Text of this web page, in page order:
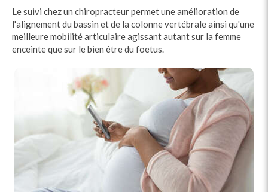
Le suivi chez un chiropracteur permet une amélioration de
l'alignement du bassin et de la colonne vertébrale ainsi qu'une
meilleure mobilité articulaire agissant autant sur la femme
enceinte que sur le bien être du foetus.